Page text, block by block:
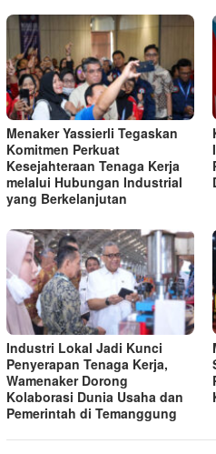
Menaker Yassierli Tegaskan
Komitmen Perkuat
Kesejahteraan Tenaga Kerja
melalui Hubungan Industrial
yang Berkelanjutan
Industri Lokal Jadi Kunci
Penyerapan Tenaga Kerja,
Wamenaker Dorong
Kolaborasi Dunia Usaha dan
Pemerintah di Temanggung